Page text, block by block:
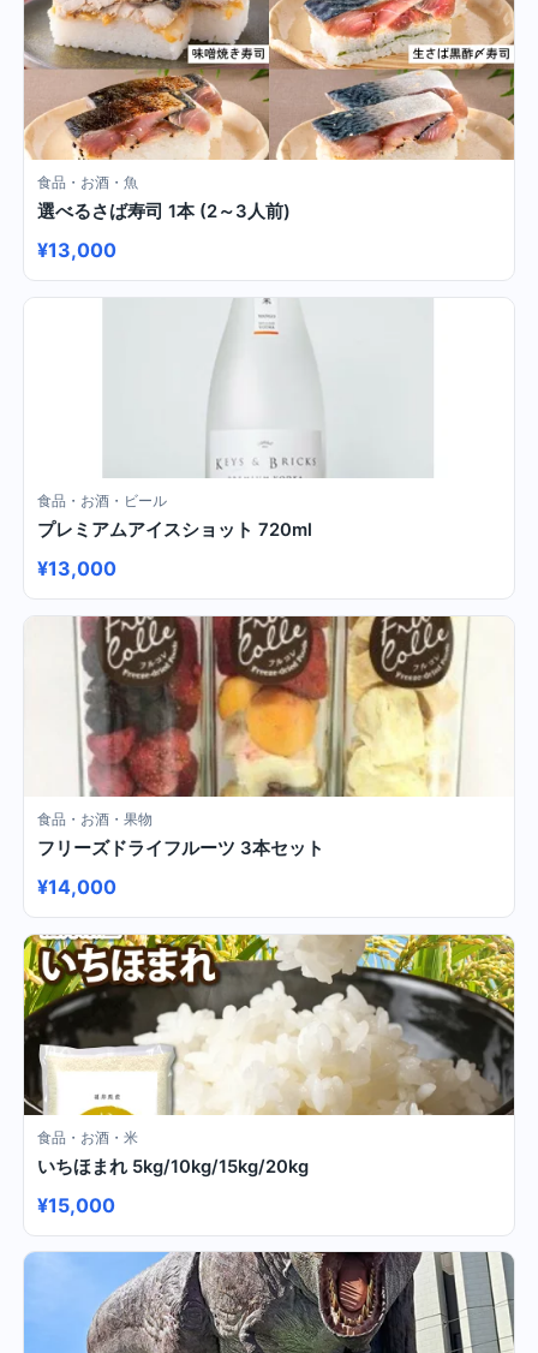
食品・お酒・魚
選べるさば寿司 1本 (2～3人前)
¥13,000
食品・お酒・ビール
プレミアムアイスショット 720ml
¥13,000
食品・お酒・果物
フリーズドライフルーツ 3本セット
¥14,000
食品・お酒・米
いちほまれ 5kg/10kg/15kg/20kg
¥15,000